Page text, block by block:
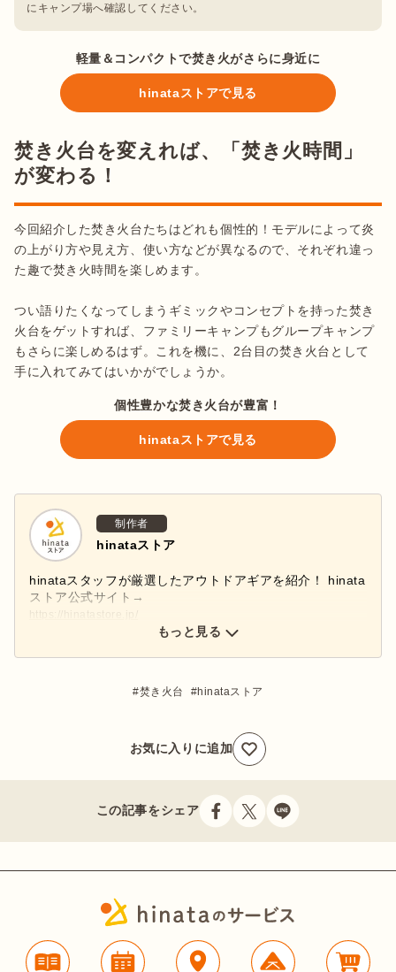
にキャンプ場へ確認してください。
軽量＆コンパクトで焚き火がさらに身近に
hinataストアで見る
焚き火台を変えれば、「焚き火時間」
が変わる！
今回紹介した焚き火台たちはどれも個性的！モデルによって炎
の上がり方や見え方、使い方などが異なるので、それぞれ違っ
た趣で焚き火時間を楽しめます。
つい語りたくなってしまうギミックやコンセプトを持った焚き
火台をゲットすれば、ファミリーキャンプもグループキャンプ
もさらに楽しめるはず。これを機に、2台目の焚き火台として
手に入れてみてはいかがでしょうか。
個性豊かな焚き火台が豊富！
hinataストアで見る
制作者
hinataストア
hinataスタッフが厳選したアウトドアギアを紹介！ hinata
ストア公式サイト→
hinataストア公式インスタグラムアカウント→
もっと見る
焚き火台 hinataストア
お気に入りに追加
この記事をシェア